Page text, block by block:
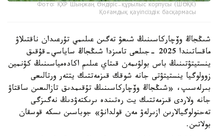
Фото: ҚХР Шыңжаң Өндіріс-құрылыс корпусы (ШӨҚК)
Қоғамдық қауіпсіздік басқармасы
شىڭجاڭ وۆچاركاسىنىڭ شىعۋ تەگىن عىلىمي تۇرعىدان ناقتىلاۋ
ماقساتىندا 2025 -جىلعى تامىزدا شىڭجاڭ ساياسي-قۇقىق
ينستيتۋتىنىڭ باس بولۋىمەن قىتاي عىلىم اكادەمياسىنىڭ كۋنمين
زوولوگيا ينستيتۋتى جانە شوقك قىزمەتتىك يتتەر ورتالىعى
بىرلەسىپ، «شىڭجاڭ وۆچاركاسىنىڭ تۇقىمدىق تازالىعىن ساقتاۋ
جانە ولاردى قىزمەتتىك يت رەتىندە ىرىكتەۋدىڭ نەگىزگى
تەحنولوگيالارىن ازىرلەۋ مەن قولدانۋ» جوباسىن ىسكە قوسقان
بولاتىن.